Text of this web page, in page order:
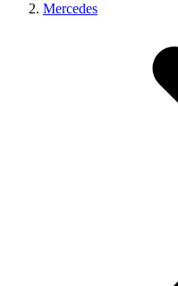
Mercedes